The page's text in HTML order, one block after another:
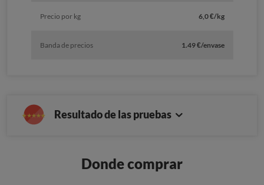
Precio por kg 6,0 €/kg
Banda de precios 1.49 €/envase
Resultado de las pruebas
Donde comprar